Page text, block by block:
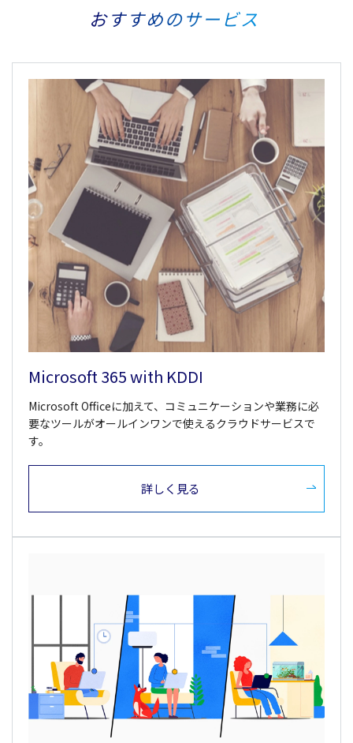
おすすめのサービス
Microsoft 365 with KDDI
Microsoft Officeに加えて、コミュニケーションや業務に必
要なツールがオールインワンで使えるクラウドサービスで
す。
詳しく見る